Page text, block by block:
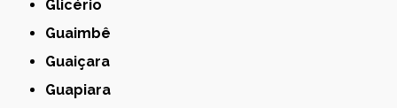
Glicério
Guaimbê
Guaiçara
Guapiara